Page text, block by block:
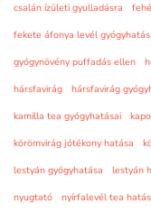
csalán ízületi gyulladásra
fekete áfonya levél
gyógynövény puffadás ellen
hársfavirág
hársfavirág
kamilla tea gyógyhatásai
körömvirág jótékony hatása
lestyán gyógyhatása
lestyán
nyugtató
nyírfalevél tea